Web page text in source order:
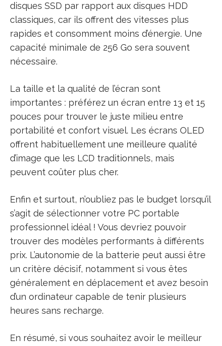
disques SSD par rapport aux disques HDD
classiques, car ils offrent des vitesses plus
rapides et consomment moins d’énergie. Une
capacité minimale de 256 Go sera souvent
nécessaire.
La taille et la qualité de l’écran sont
importantes : préférez un écran entre 13 et 15
pouces pour trouver le juste milieu entre
portabilité et confort visuel. Les écrans OLED
offrent habituellement une meilleure qualité
d’image que les LCD traditionnels, mais
peuvent coûter plus cher.
Enfin et surtout, n’oubliez pas le budget lorsqu’il
s’agit de sélectionner votre PC portable
professionnel idéal ! Vous devriez pouvoir
trouver des modèles performants à différents
prix. L’autonomie de la batterie peut aussi être
un critère décisif, notamment si vous êtes
généralement en déplacement et avez besoin
d’un ordinateur capable de tenir plusieurs
heures sans recharge.
En résumé, si vous souhaitez avoir le meilleur